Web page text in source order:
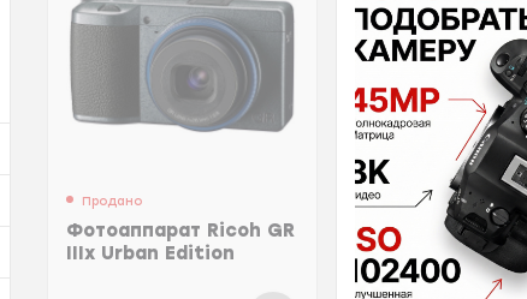
Продано
Фотоаппарат Ricoh GR
IIIx Urban Edition